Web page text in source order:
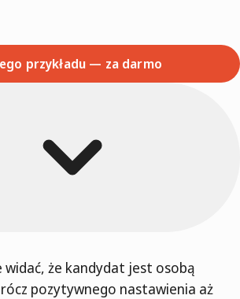
przykładu — za darmo
widać, że kandydat jest osobą
pozytywnego nastawienia aż